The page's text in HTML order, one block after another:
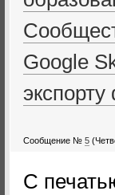
Google
Сообщение № 5
С